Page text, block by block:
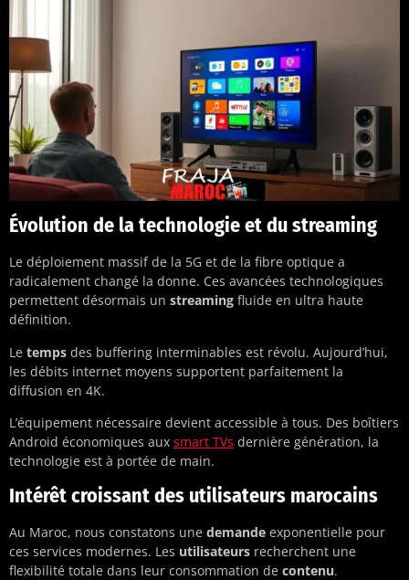
Évolution de la technologie et du streaming
Le déploiement massif de la 5G et de la fibre optique a
radicalement changé la donne. Ces avancées technologiques
permettent désormais un streaming fluide en ultra haute
définition.
Le temps des buffering interminables est révolu. Aujourd’hui,
les débits internet moyens supportent parfaitement la
diffusion en 4K.
L’équipement nécessaire devient accessible à tous. Des boîtiers
Android économiques aux smart TVs dernière génération, la
technologie est à portée de main.
Intérêt croissant des utilisateurs marocains
Au Maroc, nous constatons une demande exponentielle pour
ces services modernes. Les utilisateurs recherchent une
flexibilité totale dans leur consommation de contenu.